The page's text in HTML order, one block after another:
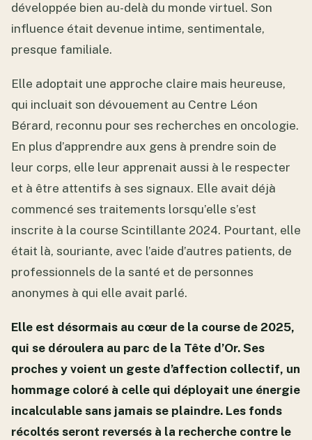
développée bien au-delà du monde virtuel. Son
influence était devenue intime, sentimentale,
presque familiale.
Elle adoptait une approche claire mais heureuse,
qui incluait son dévouement au Centre Léon
Bérard, reconnu pour ses recherches en oncologie.
En plus d’apprendre aux gens à prendre soin de
leur corps, elle leur apprenait aussi à le respecter
et à être attentifs à ses signaux. Elle avait déjà
commencé ses traitements lorsqu’elle s’est
inscrite à la course Scintillante 2024. Pourtant, elle
était là, souriante, avec l’aide d’autres patients, de
professionnels de la santé et de personnes
anonymes à qui elle avait parlé.
Elle est désormais au cœur de la course de 2025,
qui se déroulera au parc de la Tête d’Or. Ses
proches y voient un geste d’affection collectif, un
hommage coloré à celle qui déployait une énergie
incalculable sans jamais se plaindre. Les fonds
récoltés seront reversés à la recherche contre le